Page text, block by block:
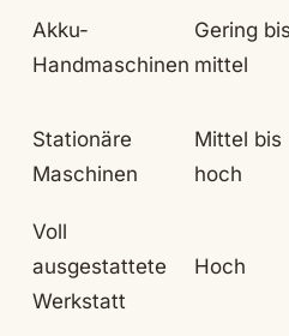
Akku-
Handmaschinen
Gering bis
mittel
Stationäre
Maschinen
Mittel bis
hoch
Voll
ausgestattete
Werkstatt
Hoch